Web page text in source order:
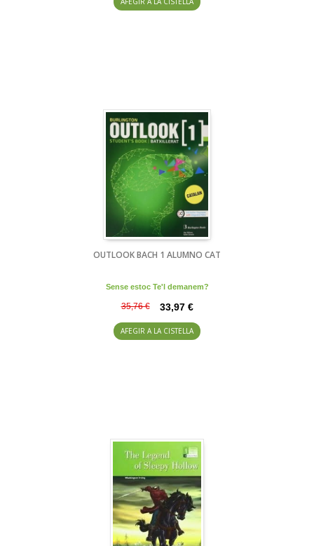
OUTLOOK BACH 1 ALUMNO CAT
Sense estoc Te'l demanem?
35,76 € 33,97 €
AFEGIR A LA CISTELLA